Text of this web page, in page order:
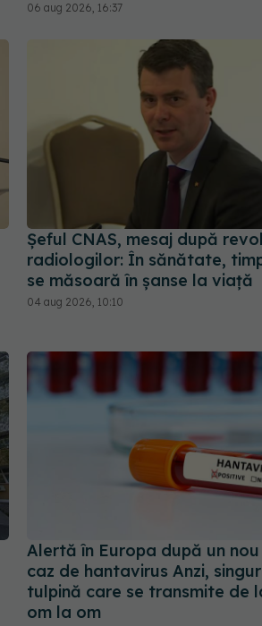
06 aug 2026, 16:37
Șeful CNAS, mesaj după
radiologilor: În sănătate,
se măsoară în șanse la viață
04 aug 2026, 10:10
Alertă în Europa după un nou
caz de hantavirus Anzi,
tulpină care se transmite de
om la om